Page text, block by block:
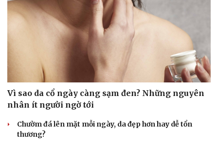
Du lịch
Tư vấn
Podcast
Câu chuyện thời sự
Đọc truyện đêm khuya
Cửa sổ tình yêu
Kể chuyện cho bé
Hạt giống tâm hồn
Vì sao da cổ ngày càng sạm đen? Những nguyên
nhân ít người ngờ tới
Chườm đá lên mặt mỗi ngày, da đẹp hơn hay dễ tổn
thương?